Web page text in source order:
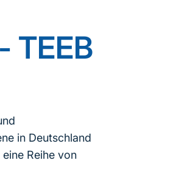
TEEB
in Deutschland
Reihe von